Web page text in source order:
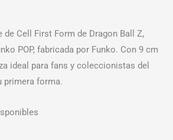
de Cell First Form de Dragon Ball Z,
POP, fabricada por Funko. Con 9 cm
ideal para fans y coleccionistas del
primera forma.